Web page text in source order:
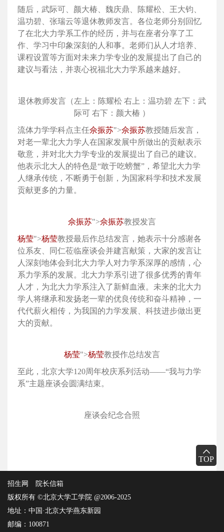
TOP
随后，武际可、颜大椿、魏庆鼎、陈耀松、王大钧、
温功碧、张瑞云等退休教师发言。各位老师分别回忆
了在北大力学系工作的经历，并与在座者分享了工
作、学习中印象深刻的人和事。老师们从人才培养、
课程设置等方面对未来力学专业的发展提出了自己的
建议与看法，并衷心祝福北大力学系越来越好。
退休教师发言（左上：陈耀松 右上：温功碧 左下：武
际可 右下：颜大椿 ）
流体力学学科点主任佘振苏">佘振苏教授随后发言，
对老一辈北大力学人在国家发展中所做出的贡献表示
敬意，并对北大力学专业的发展提出了自己的建议。
他表示北大人的特色是“敢于吃螃蟹”，希望北大力学
人继承传统，不断勇于创新，为国家科学和技术发展
贡献更多的力量。
佘振苏">佘振苏教授发言
杨莹">杨莹教授最后作总结发言，她表示十分感谢各
位系友、同仁莅临座谈会并建言献策，大家的发言让
人深刻地体会到北大力学人对力学系深厚的感情，心
系力学系的发展。北大力学系引进了很多优秀的青年
人才，为北大力学系注入了新鲜血液。未来的北大力
学人将继承和发扬老一辈的优良传统和奋斗精神，一
代代薪火相传，为我国的力学发展、科技进步做出更
大的贡献。
杨莹">杨莹教授作总结发言
至此，北京大学120周年校庆系列活动——“我与力学
系”主题座谈会圆满结束。
座谈会纪念合照
招生网
院长信箱
版权所有 ©北京大学工学院 @2006-2025
地址：中国·北京大学燕东新园
邮编：100871